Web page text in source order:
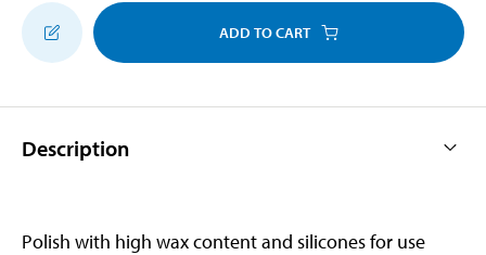
ADD TO CART
Description
Polish with high wax content and silicones for use